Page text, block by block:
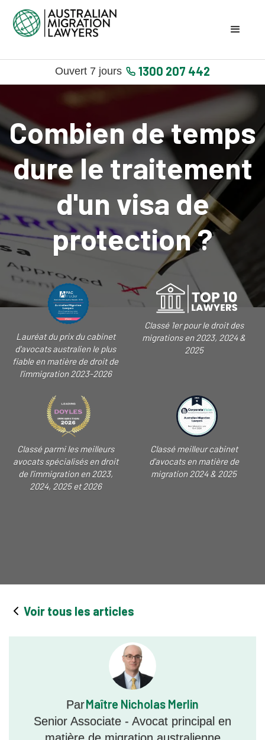
Ouvert 7 jours 1300 207 442
Combien de temps
dure le traitement
d'un visa de
protection ?
Lauréat du prix du cabinet
d'avocats australien le plus
fiable en matière de droit de
l'immigration 2023-2026
Classé 1er pour le droit des
migrations en 2023, 2024 &
2025
Classé parmi les meilleurs
avocats spécialisés en droit
de l'immigration en 2023,
2024, 2025 et 2026
Classé meilleur cabinet
d'avocats en matière de
migration 2024 & 2025
Voir tous les articles
ParMaître Nicholas Merlin
Senior Associate - Avocat principal en